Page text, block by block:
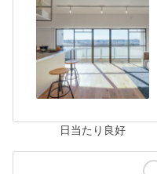
日当たり良好